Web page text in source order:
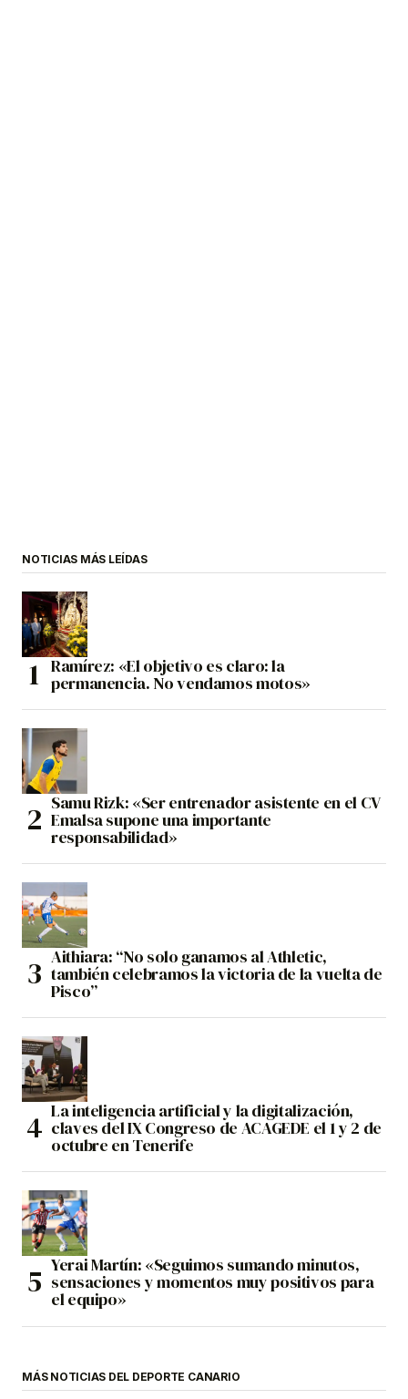
NOTICIAS MÁS LEÍDAS
Ramírez: «El objetivo es claro: la
permanencia. No vendamos motos»
Samu Rizk: «Ser entrenador asistente en el CV
Emalsa supone una importante
responsabilidad»
Aithiara: “No solo ganamos al Athletic,
también celebramos la victoria de la vuelta de
Pisco”
La inteligencia artificial y la digitalización,
claves del IX Congreso de ACAGEDE el 1 y 2 de
octubre en Tenerife
Yerai Martín: «Seguimos sumando minutos,
sensaciones y momentos muy positivos para
el equipo»
MÁS NOTICIAS DEL DEPORTE CANARIO